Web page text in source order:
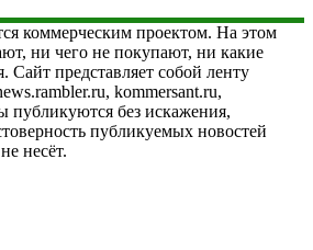
коммерческим проектом. На этом
ни чего не покупают, ни какие
Сайт представляет собой ленту
kommersant.ru,
публикуются без искажения,
публикуемых новостей
несёт.